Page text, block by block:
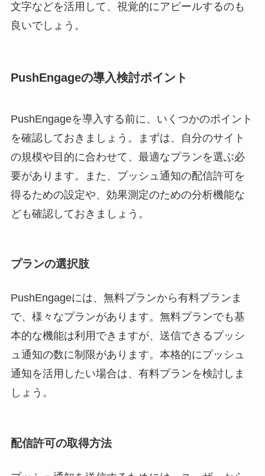
文字などを活用して、視覚的にアピールするのも
良いでしょう。
PushEngageの導入検討ポイント
PushEngageを導入する前に、いくつかのポイント
を確認しておきましょう。まずは、自分のサイト
の規模や目的に合わせて、最適なプランを選ぶ必
要があります。また、プッシュ通知の配信許可を
得るための設定や、効果測定のための分析機能な
ども確認しておきましょう。
プランの選択肢
PushEngageには、無料プランから有料プランま
で、様々なプランがあります。無料プランでも基
本的な機能は利用できますが、送信できるプッシ
ュ通知の数に制限があります。本格的にプッシュ
通知を活用したい場合は、有料プランを検討しま
しょう。
配信許可の取得方法